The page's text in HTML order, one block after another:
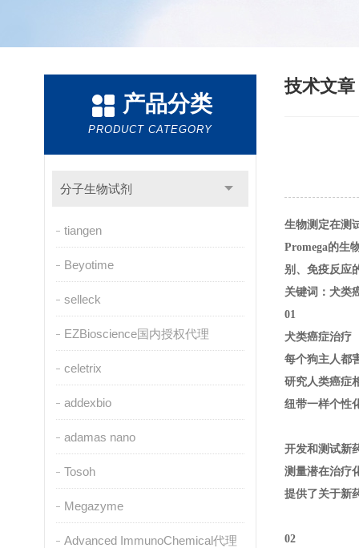
产品分类
PRODUCT CATEGORY
分子生物试剂
tiangen
Beyotime
selleck
EZBioscience国内授权代理
celetrix
addexbio
adamas nano
Tosoh
Megazyme
Advanced ImmunoChemical代理
技术文章
生物测定在测
Promega的生
别、免疫反应
关键词：犬类
01
犬类癌症治疗
每个狗主人都
研究人类癌症
纽带一样个性
开发和测试新
测量潜在治疗
提供了关于新
02